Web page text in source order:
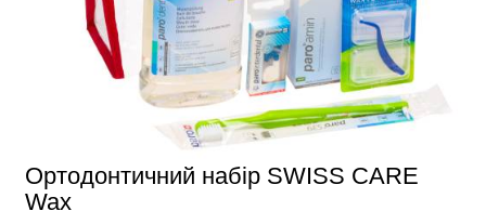
Ортодонтичний набір SWISS CARE
Wax